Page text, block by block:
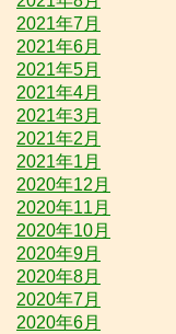
2021年7月
2021年6月
2021年5月
2021年4月
2021年3月
2021年2月
2021年1月
2020年12月
2020年11月
2020年10月
2020年9月
2020年8月
2020年7月
2020年6月